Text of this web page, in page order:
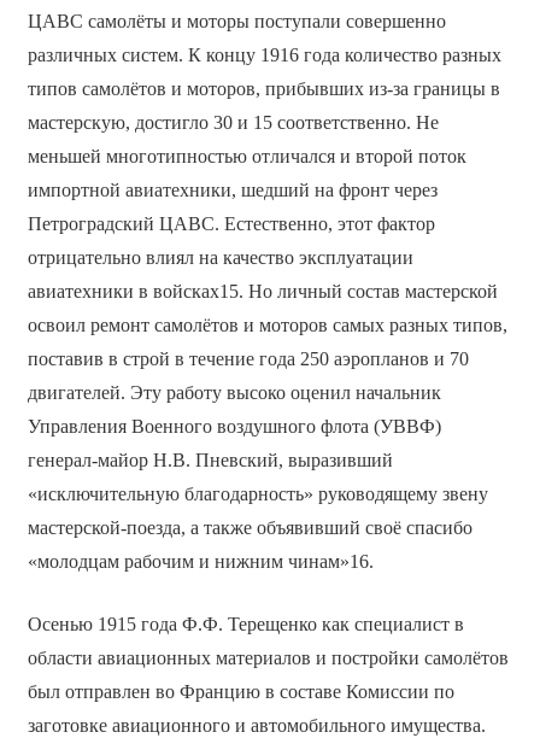
ЦАВС самолёты и моторы поступали совершенно
различных систем. К концу 1916 года количество разных
типов самолётов и моторов, прибывших из-за границы в
мастерскую, достигло 30 и 15 соответственно. Не
меньшей многотипностью отличался и второй поток
импортной авиатехники, шедший на фронт через
Петроградский ЦАВС. Естественно, этот фактор
отрицательно влиял на качество эксплуатации
авиатехники в войсках15. Но личный состав мастерской
освоил ремонт самолётов и моторов самых разных типов,
поставив в строй в течение года 250 аэропланов и 70
двигателей. Эту работу высоко оценил начальник
Управления Военного воздушного флота (УВВФ)
генерал-майор Н.В. Пневский, выразивший
«исключительную благодарность» руководящему звену
мастерской-поезда, а также объявивший своё спасибо
«молодцам рабочим и нижним чинам»16.
Осенью 1915 года Ф.Ф. Терещенко как специалист в
области авиационных материалов и постройки самолётов
был отправлен во Францию в составе Комиссии по
заготовке авиационного и автомобильного имущества.